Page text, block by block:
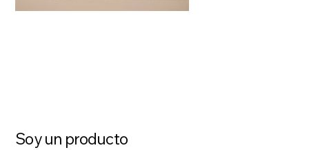
Soy un producto